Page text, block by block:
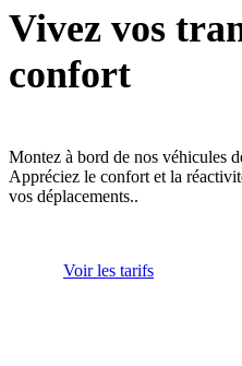
Vivez vos
confort
Montez à bord de nos véhicules
Appréciez le confort et la
vos déplacements..
Voir les tarifs